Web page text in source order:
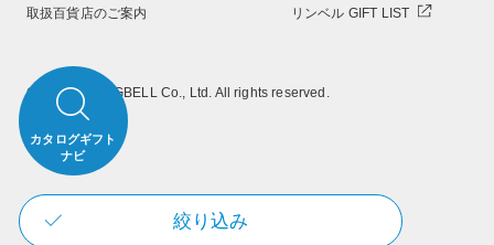
取扱百貨店のご案内 リンベル GIFT LIST
Copyright RINGBELL Co., Ltd. All rights reserved.
カタログギフト
ナビ
絞り込み